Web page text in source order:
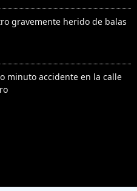
gravemente herido de balas
minuto accidente en la calle